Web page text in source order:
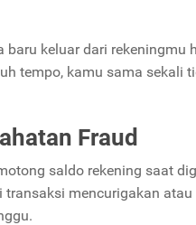
keluar dari rekeningmu
tempo, kamu sama sekali
Fraud
saldo rekening saat
mencurigakan